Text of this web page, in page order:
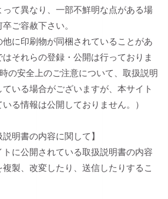
って異なり、一部不鮮明な点がある場
ご容赦下さい。
に印刷物が同梱されていることがあ
それらの登録・公開は行っておりま
の安全上のご注意について、取扱説明
いる場合がございますが、本サイト
る情報は公開しておりません。）
明書の内容に関して】
に公開されている取扱説明書の内容
製、改変したり、送信したりするこ